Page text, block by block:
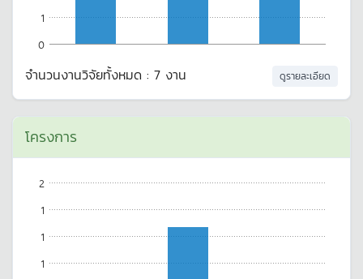
0
1
ดูรายละเอียด
จำนวนงานวิจัยทั้งหมด : 7 งาน
โครงการ
1
1
1
2